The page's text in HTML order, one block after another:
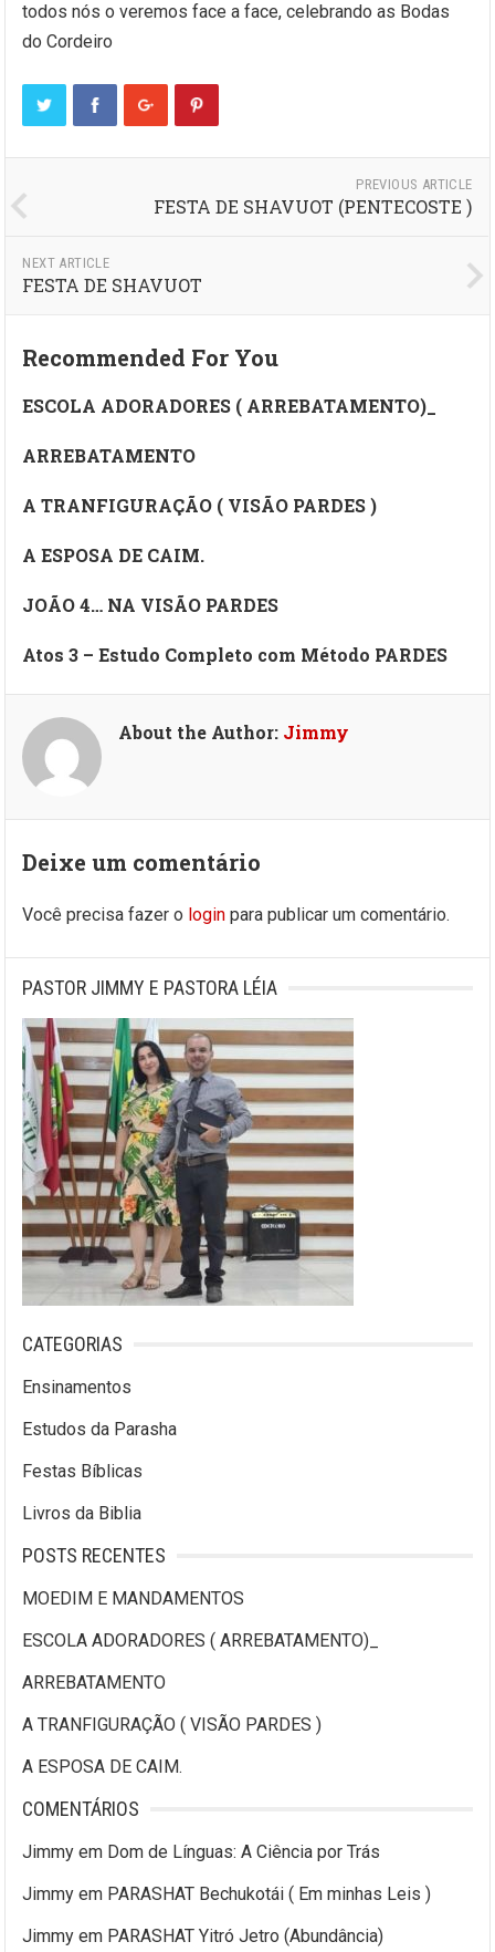
todos nós o veremos face a face, celebrando as Bodas
do Cordeiro
PREVIOUS ARTICLE
FESTA DE SHAVUOT (PENTECOSTE )
NEXT ARTICLE
FESTA DE SHAVUOT
Recommended For You
ESCOLA ADORADORES ( ARREBATAMENTO)_
ARREBATAMENTO
A TRANFIGURAÇÃO ( VISÃO PARDES )
A ESPOSA DE CAIM.
JOÃO 4… NA VISÃO PARDES
Atos 3 – Estudo Completo com Método PARDES
About the Author: Jimmy
Deixe um comentário
Você precisa fazer o login para publicar um comentário.
PASTOR JIMMY E PASTORA LÉIA
CATEGORIAS
Ensinamentos
Estudos da Parasha
Festas Bíblicas
Livros da Biblia
POSTS RECENTES
MOEDIM E MANDAMENTOS
ESCOLA ADORADORES ( ARREBATAMENTO)_
ARREBATAMENTO
A TRANFIGURAÇÃO ( VISÃO PARDES )
A ESPOSA DE CAIM.
COMENTÁRIOS
Jimmy em Dom de Línguas: A Ciência por Trás
Jimmy em PARASHAT Bechukotái ( Em minhas Leis )
Jimmy em PARASHAT Yitró Jetro (Abundância)